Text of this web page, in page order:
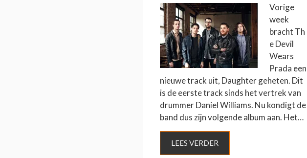
Vorige
week
bracht Th
e Devil
Wears
Prada een
nieuwe track uit, Daughter geheten. Dit
is de eerste track sinds het vertrek van
drummer Daniel Williams. Nu kondigt de
band dus zijn volgende album aan. Het…
LEES VERDER